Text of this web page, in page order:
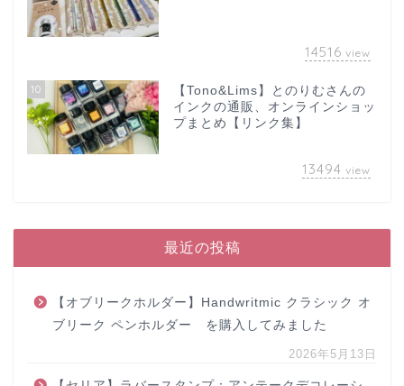
14516 view
10
【Tono&Lims】とのりむさんの
インクの通販、オンラインショッ
プまとめ【リンク集】
13494 view
最近の投稿
【オブリークホルダー】Handwritmic クラシック オ
ブリーク ペンホルダー を購入してみました
2026年5月13日